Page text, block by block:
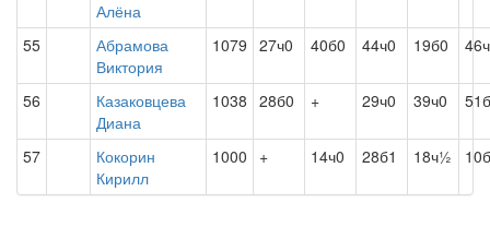
Алёна
55
Абрамова
Виктория
1079 27ч0 40б0 44ч0 19б0
56
Казаковцева
Диана
1038 28б0 + 29ч0 39ч0
57
Кокорин
Кирилл
1000 + 14ч0 28б1 18ч½